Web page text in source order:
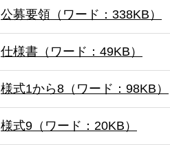
公募要領（ワード：338KB）
仕様書（ワード：49KB）
様式1から8（ワード：98KB）
様式9（ワード：20KB）